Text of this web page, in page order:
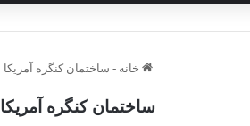
خانه - ساختمان کنگره آمریکا
ساختمان کنگره آمریکا